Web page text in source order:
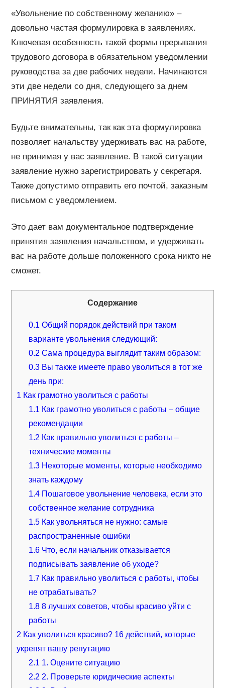
«Увольнение по собственному желанию» –
довольно частая формулировка в заявлениях.
Ключевая особенность такой формы прерывания
трудового договора в обязательном уведомлении
руководства за две рабочих недели. Начинаются
эти две недели со дня, следующего за днем
ПРИНЯТИЯ заявления.
Будьте внимательны, так как эта формулировка
позволяет начальству удерживать вас на работе,
не принимая у вас заявление. В такой ситуации
заявление нужно зарегистрировать у секретаря.
Также допустимо отправить его почтой, заказным
письмом с уведомлением.
Это дает вам документальное подтверждение
принятия заявления начальством, и удерживать
вас на работе дольше положенного срока никто не
сможет.
Содержание
0.1 Общий порядок действий при таком
варианте увольнения следующий:
0.2 Сама процедура выглядит таким образом:
0.3Вы также имеете право уволиться в тот же
день при:
1 Как грамотно уволиться с работы
1.1 Как грамотно уволиться с работы – общие
рекомендации
1.2 Как правильно уволиться с работы –
технические моменты
1.3Некоторые моменты, которые необходимо
знать каждому
1.4Пошаговое увольнение человека, если это
собственное желание сотрудника
1.5Как увольняться не нужно: самые
распространенные ошибки
1.6Что, если начальник отказывается
подписывать заявление об уходе?
1.7Как правильно уволиться с работы, чтобы
не отрабатывать?
1.88 лучших советов, чтобы красиво уйти с
работы
2 Как уволиться красиво? 16 действий, которые
укрепят вашу репутацию
2.1 1. Оцените ситуацию
2.2 2. Проверьте юридические аспекты